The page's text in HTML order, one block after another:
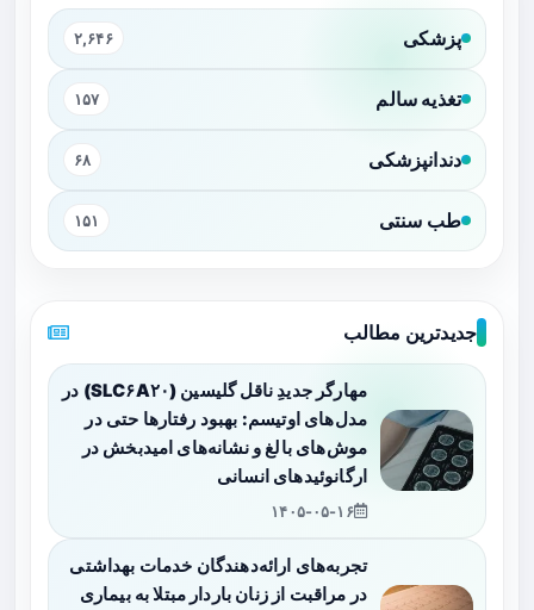
پزشکی ۲,۶۴۶
تغذیه سالم ۱۵۷
دندانپزشکی ۶۸
طب سنتی ۱۵۱
جدیدترین مطالب
مهارگر جدیدِ ناقل گلیسین (SLC۶A۲۰) در
مدل‌های اوتیسم: بهبود رفتارها حتی در
موش‌های بالغ و نشانه‌های امیدبخش در
ارگانوئیدهای انسانی
۱۴۰۵-۰۵-۱۶
تجربه‌های ارائه‌دهندگان خدمات بهداشتی
در مراقبت از زنان باردار مبتلا به بیماری